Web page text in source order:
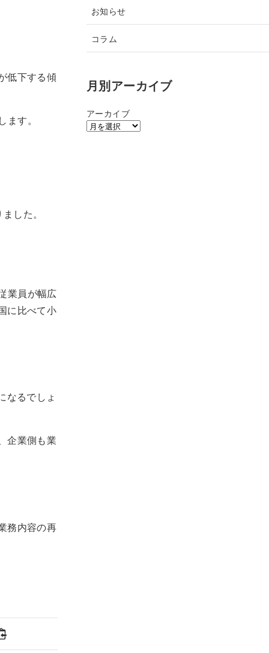
低下する傾
す。
した。
業員が幅広
に比べて小
なるでしょ
企業側も業
務内容の再
お知らせ
コラム
月別アーカイブ
アーカイブ